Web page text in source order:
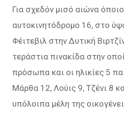
Για σχεδόν μισό αιώνα
αυτοκινητόδρομο 16, στο
Φέιτεβιλ στην Δυτική
τεράστια πινακίδα στην
πρόσωπα και οι ηλικίες 5
Μάρθα 12, Λούις 9, Τζένι 8
υπόλοιπα μέλη της